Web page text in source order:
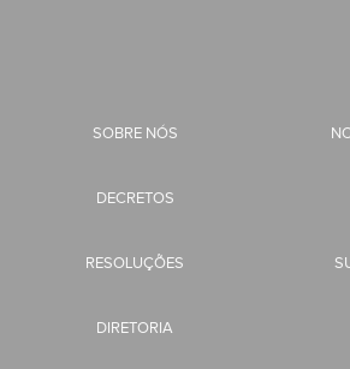
SOBRE NÓS
DECRETOS
RESOLUÇÕES
DIRETORIA